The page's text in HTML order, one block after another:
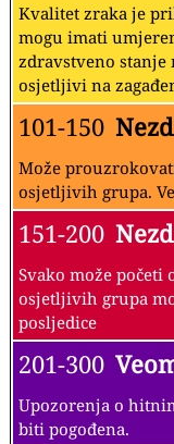
Kvalitet zraka je
mogu imati
zdravstveno
osjetljivi na
101-150
Može
osjetljivih grupa.
151-200
Svako može početi
osjetljivih grupa
posljedice
201-300
Upozorenja o
biti pogođena.